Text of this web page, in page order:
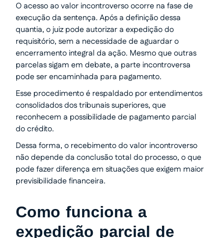
O acesso ao valor incontroverso ocorre na fase de
execução da sentença. Após a definição dessa
quantia, o juiz pode autorizar a expedição do
requisitório, sem a necessidade de aguardar o
encerramento integral da ação. Mesmo que outras
parcelas sigam em debate, a parte incontroversa
pode ser encaminhada para pagamento.
Esse procedimento é respaldado por entendimentos
consolidados dos tribunais superiores, que
reconhecem a possibilidade de pagamento parcial
do crédito.
Dessa forma, o recebimento do valor incontroverso
não depende da conclusão total do processo, o que
pode fazer diferença em situações que exigem maior
previsibilidade financeira.
Como funciona a
expedição parcial de